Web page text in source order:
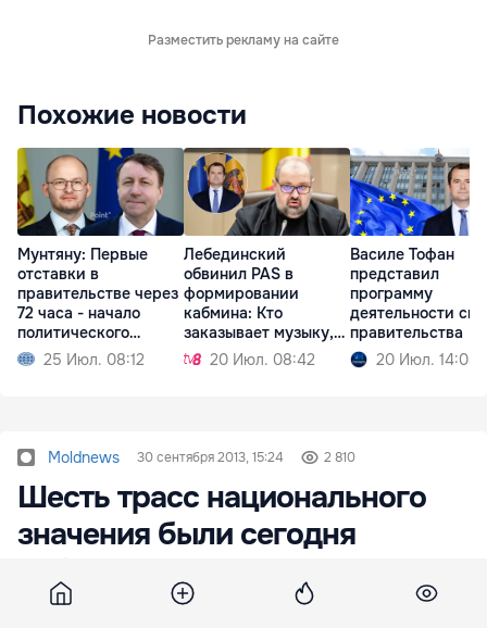
Разместить рекламу на сайте
Похожие новости
Мунтяну: Первые
отставки в
правительстве через
72 часа - начало
политического
кризиса
25 Июл. 08:12
Лебединский
обвинил PAS в
формировании
кабмина: Кто
заказывает музыку,
тот и танцует
20 Июл. 08:42
Василе Тофан
представил
программу
деятельности
правительства
20 Июл. 14:08
Moldnews 30 сентября 2013, 15:24 2 810
Шесть трасс национального
значения были сегодня
заблокированы недовольными
жителями